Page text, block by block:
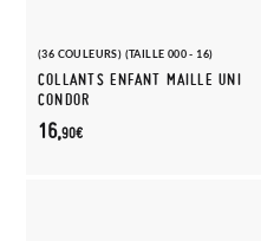
(36 COULEURS) (TAILLE 000 - 16)
COLLANTS ENFANT MAILLE UNI
CONDOR
16,90€